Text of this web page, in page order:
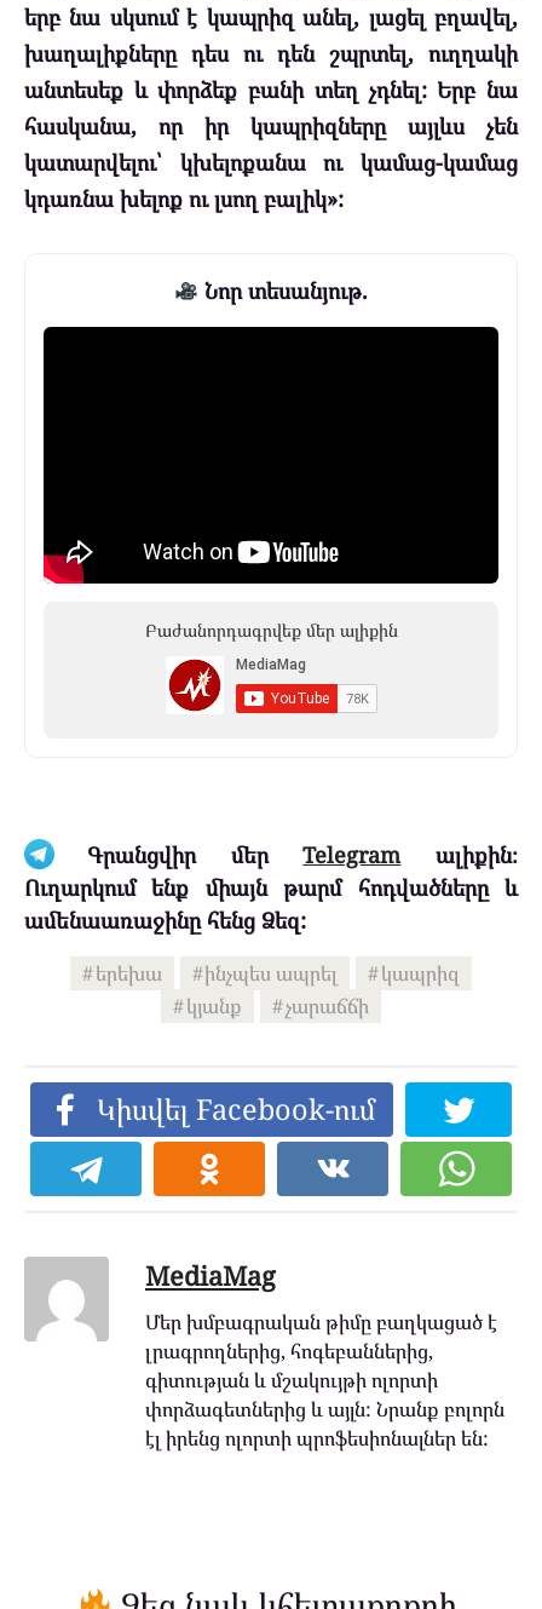
երբ նա սկսում է կապրիզ անել, լացել բղավել,
խաղալիքները դես ու դեն շպրտել, ուղղակի
անտեսեք և փորձեք բանի տեղ չդնել: Երբ նա
հասկանա, որ իր կապրիզները այլևս չեն
կատարվելու՝ կխելոքանա ու կամաց-կամաց
կդառնա խելոք ու լսող բալիկ»:
Նոր տեսանյութ.
Բաժանորդագրվեք մեր ալիքին
Գրանցվիր մերTelegramալիքին։
Ուղարկում ենք միայն թարմ հոդվածները և
ամենաառաջինը հենց Ձեզ:
երեխա ինչպես ապրել
կապրիզ
կյանք
չարաճճի
Կիսվել Facebook-ում
MediaMag
Մեր խմբագրական թիմը բաղկացած է
լրագրողներից, հոգեբաններից,
գիտության և մշակույթի ոլորտի
փորձագետներից և այլն: Նրանք բոլորն
էլ իրենց ոլորտի պրոֆեսիոնալներ են: